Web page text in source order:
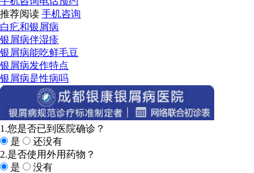
推荐阅读 手机咨询
白疕和银屑病
银屑病伴湿疹
银屑病能吃鲜毛豆
银屑病发作特点
银屑病是性病吗
1.您是否已到医院确诊？
是
还没有
2.是否使用外用药物？
是
没有